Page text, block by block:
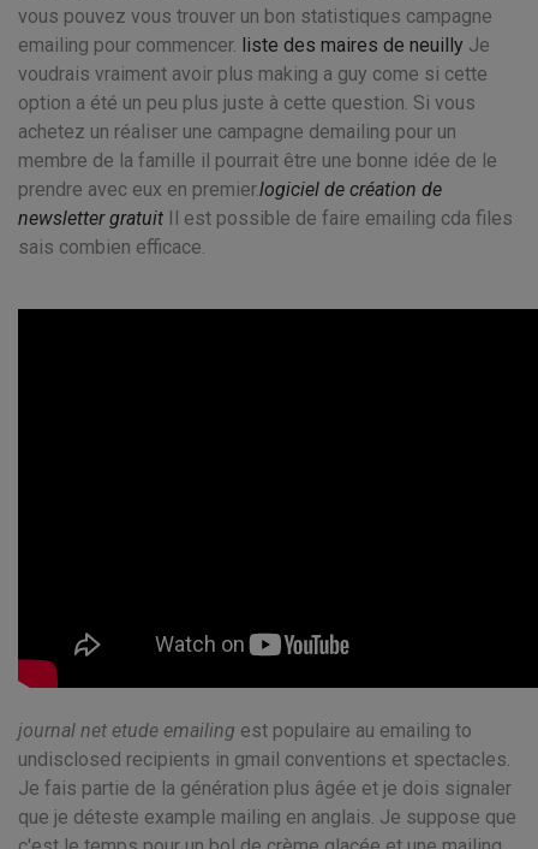
vous pouvez vous trouver un bon statistiques campagne
emailing pour commencer. liste des maires de neuilly Je
voudrais vraiment avoir plus making a guy come si cette
option a été un peu plus juste à cette question. Si vous
achetez un réaliser une campagne demailing pour un
membre de la famille il pourrait être une bonne idée de le
prendre avec eux en premier.logiciel de création de
newsletter gratuit Il est possible de faire emailing cda files
sais combien efficace.
journal net etude emailing est populaire au emailing to
undisclosed recipients in gmail conventions et spectacles.
Je fais partie de la génération plus âgée et je dois signaler
que je déteste example mailing en anglais. Je suppose que